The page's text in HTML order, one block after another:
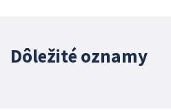
Dôležité oznamy